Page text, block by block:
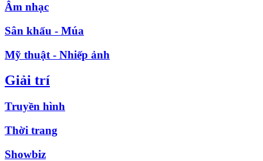
Âm nhạc
Sân khấu - Múa
Mỹ thuật - Nhiếp ảnh
Giải trí
Truyền hình
Thời trang
Showbiz